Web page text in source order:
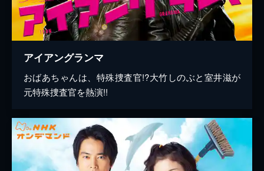
アイアングランマ
おばあちゃんは、特殊捜査官!?大竹しのぶと室井滋が
元特殊捜査官を熱演!!